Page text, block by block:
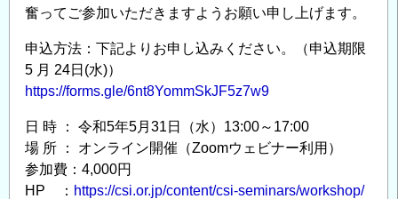
奮ってご参加いただきますようお願い申し上げます。
申込方法：下記よりお申し込みください。（申込期限
5 月 24日(水)）
https://forms.gle/6nt8YommSkJF5z7w9
日 時 ： 令和5年5月31日（水）13:00～17:00
場 所 ： オンライン開催（Zoomウェビナー利用）
参加費：4,000円
HP ： https://csi.or.jp/content/csi-seminars/workshop/